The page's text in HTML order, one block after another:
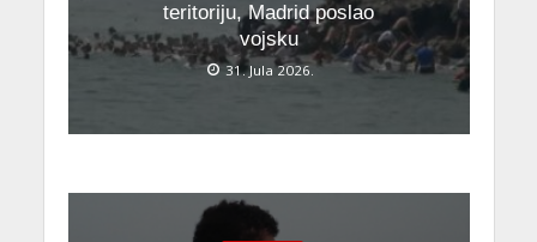
teritoriju, Madrid poslao
vojsku
31. Jula 2026.